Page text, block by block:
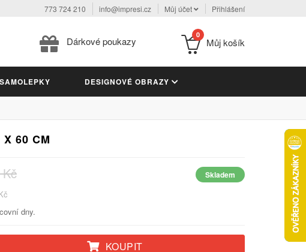
773 724 210 info@impresi.cz Můj účet Přihlášení
Dárkové poukazy
0
Můj košík
SAMOLEPKY DESIGNOVÉ OBRAZY
60 CM
Skladem
dny.
KOUPIT